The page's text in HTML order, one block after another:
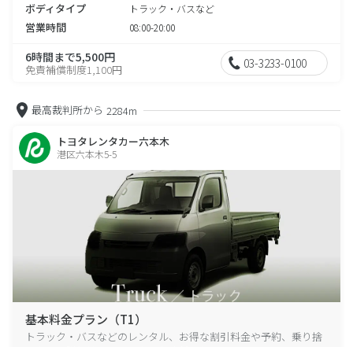
ボディタイプ トラック・バスなど
営業時間 08:00-20:00
6時間まで5,500円
免責補償制度1,100円 03-3233-0100
最高裁判所から 2284m
トヨタレンタカー六本木
港区六本木5-5
基本料金プラン（T1）
トラック・バスなどのレンタル、お得な割引料金や予約、乗り捨